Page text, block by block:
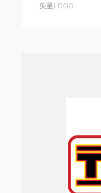
矢量LOGO